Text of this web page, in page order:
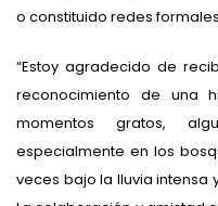
o constituido redes
“Estoy agradecido de
reconocimiento de una
momentos gratos,
especialmente en los
veces bajo la lluvia intensa